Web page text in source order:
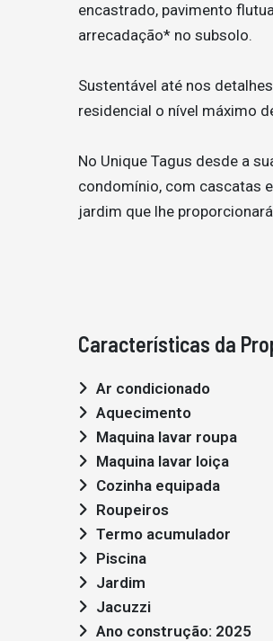
encastrado, pavimento
arrecadação* no subsolo.
Sustentável até nos
residencial o nível máximo
No Unique Tagus desde a
condomínio, com cascatas
jardim que lhe
Características da
Ar condicionado
Aquecimento
Maquina lavar roupa
Maquina lavar loiça
Cozinha equipada
Roupeiros
Termo acumulador
Piscina
Jardim
Jacuzzi
Ano construção: 2025